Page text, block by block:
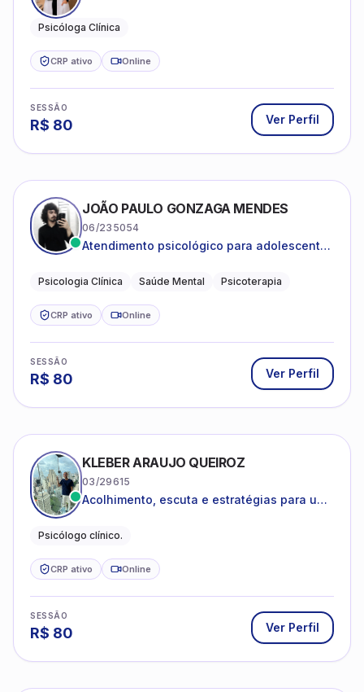
Psicóloga Clínica
CRP ativo Online
SESSÃO
R$ 80 Ver Perfil
JOÃO PAULO GONZAGA MENDES
06/235054
Atendimento psicológico para adolescentes
depressão e autoestima.
Psicologia Clínica Saúde Mental Psicoterapia
CRP ativo Online
SESSÃO
R$ 80 Ver Perfil
KLEBER ARAUJO QUEIROZ
03/29615
Acolhimento, escuta e estratégias para uma
Psicólogo clínico.
CRP ativo Online
SESSÃO
R$ 80 Ver Perfil